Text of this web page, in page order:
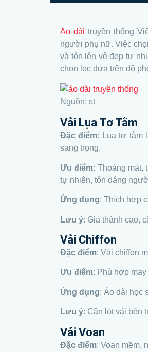
Áo dài truyền thống
người phụ nữ. Việc
và tôn lên vẻ đẹp tự
chọn lọc dựa trên độ
Nguồn: st
Vải Lụa Tơ Tằm
Đặc điểm: Lụa tơ tằm
sang trọng.
Ưu điểm: Thoáng mát,
tự nhiên, tôn dáng
Ứng dụng: Thích hợp
Lưu ý: Giá thành cao,
Vải Chiffon
Đặc điểm: Vải chiffon
Ưu điểm: Phù hợp
Ứng dụng: Áo dài học
Lưu ý: Cần lót vải bên
Vải Voan
Đặc điểm: Voan mềm,